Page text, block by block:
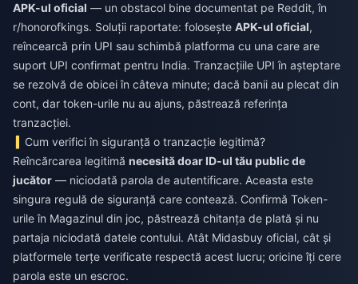
APK-ul oficial — un obstacol bine documentat pe Reddit, în
r/honorofkings. Soluții raportate: folosește APK-ul oficial,
reîncearcă prin UPI sau schimbă platforma cu una care are
suport UPI confirmat pentru India. Tranzacțiile UPI în așteptare
se rezolvă de obicei în câteva minute; dacă banii au plecat din
cont, dar token-urile nu au ajuns, păstrează referința
tranzacției.
Cum verifici în siguranță o tranzacție legitimă?
Reîncărcarea legitimă necesită doar ID-ul tău public de
jucător — niciodată parola de autentificare. Aceasta este
singura regulă de siguranță care contează. Confirmă Token-
urile în Magazinul din joc, păstrează chitanța de plată și nu
partaja niciodată datele contului. Atât Midasbuy oficial, cât și
platformele terțe verificate respectă acest lucru; oricine îți cere
parola este un escroc.